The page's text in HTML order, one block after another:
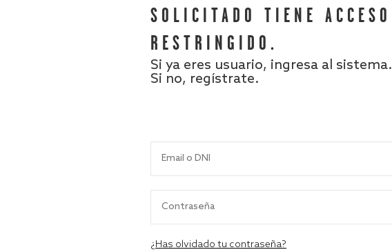
SOLICITADO TIENE ACCESO
RESTRINGIDO.
Si ya eres usuario, ingresa al sistema.
Si no, regístrate.
¿Has olvidado tu contraseña?